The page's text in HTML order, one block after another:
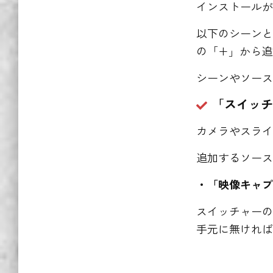
インストール
以下のシーン
の「+」から
シーンやソー
「スイッ
カメラやスラ
追加するソー
・「映像キャ
スイッチャー
手元に無けれ